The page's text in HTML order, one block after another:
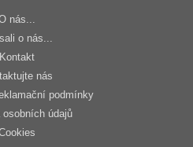
nás...
o nás...
Kontakt
nás
podmínky
osobních údajů